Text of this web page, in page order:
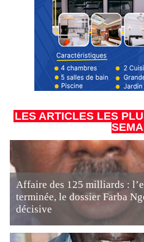
LES ARTICLES LES
Affaire des 125 milliards :
terminée, le dossier Farba
décisive